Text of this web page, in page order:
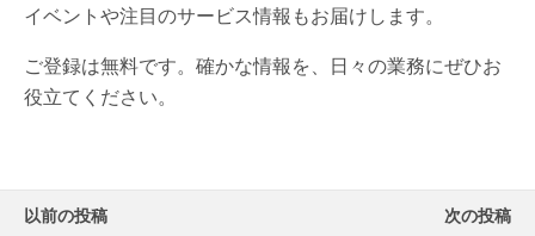
イベントや注目のサービス情報もお届けします。
ご登録は無料です。確かな情報を、日々の業務にぜひお
役立てください。
以前の投稿 次の投稿